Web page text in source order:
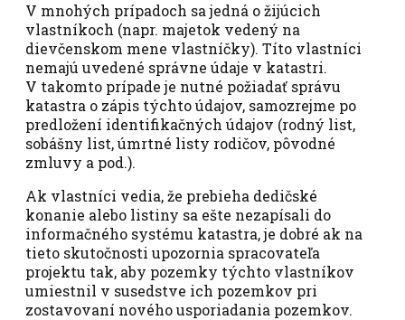
V mnohých prípadoch sa jedná o žijúcich
vlastníkoch (napr. majetok vedený na
dievčenskom mene vlastníčky). Títo vlastníci
nemajú uvedené správne údaje v katastri.
V takomto prípade je nutné požiadať správu
katastra o zápis týchto údajov, samozrejme po
predložení identifikačných údajov (rodný list,
sobášny list, úmrtné listy rodičov, pôvodné
zmluvy a pod.).
Ak vlastníci vedia, že prebieha dedičské
konanie alebo listiny sa ešte nezapísali do
informačného systému katastra, je dobré ak na
tieto skutočnosti upozornia spracovateľa
projektu tak, aby pozemky týchto vlastníkov
umiestnil v susedstve ich pozemkov pri
zostavovaní nového usporiadania pozemkov.